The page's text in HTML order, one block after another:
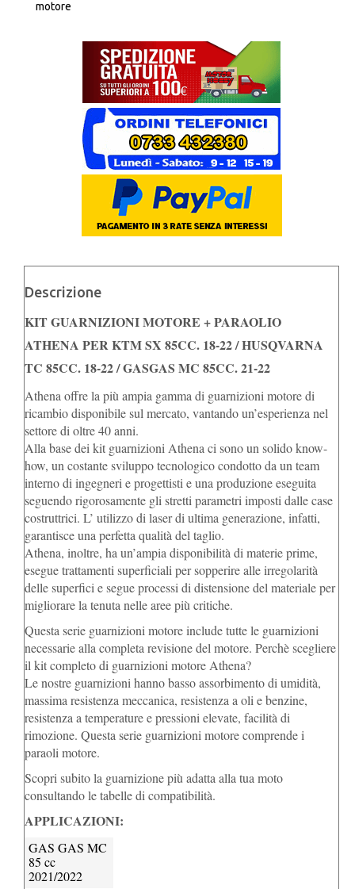
motore
Descrizione
KIT GUARNIZIONI MOTORE + PARAOLIO
ATHENA PER KTM SX 85CC. 18-22 / HUSQVARNA
TC 85CC. 18-22 / GASGAS MC 85CC. 21-22
Athena offre la più ampia gamma di guarnizioni motore di
ricambio disponibile sul mercato, vantando un’esperienza nel
settore di oltre 40 anni.
Alla base dei kit guarnizioni Athena ci sono un solido know-
how, un costante sviluppo tecnologico condotto da un team
interno di ingegneri e progettisti e una produzione eseguita
seguendo rigorosamente gli stretti parametri imposti dalle case
costruttrici. L’ utilizzo di laser di ultima generazione, infatti,
garantisce una perfetta qualità del taglio.
Athena, inoltre, ha un’ampia disponibilità di materie prime,
esegue trattamenti superficiali per sopperire alle irregolarità
delle superfici e segue processi di distensione del materiale per
migliorare la tenuta nelle aree più critiche.
Questa serie guarnizioni motore include tutte le guarnizioni
necessarie alla completa revisione del motore. Perchè scegliere
il kit completo di guarnizioni motore Athena?
Le nostre guarnizioni hanno basso assorbimento di umidità,
massima resistenza meccanica, resistenza a oli e benzine,
resistenza a temperature e pressioni elevate, facilità di
rimozione. Questa serie guarnizioni motore comprende i
paraoli motore.
Scopri subito la guarnizione più adatta alla tua moto
consultando le tabelle di compatibilità.
APPLICAZIONI:
GAS GAS MC
85 cc
2021/2022